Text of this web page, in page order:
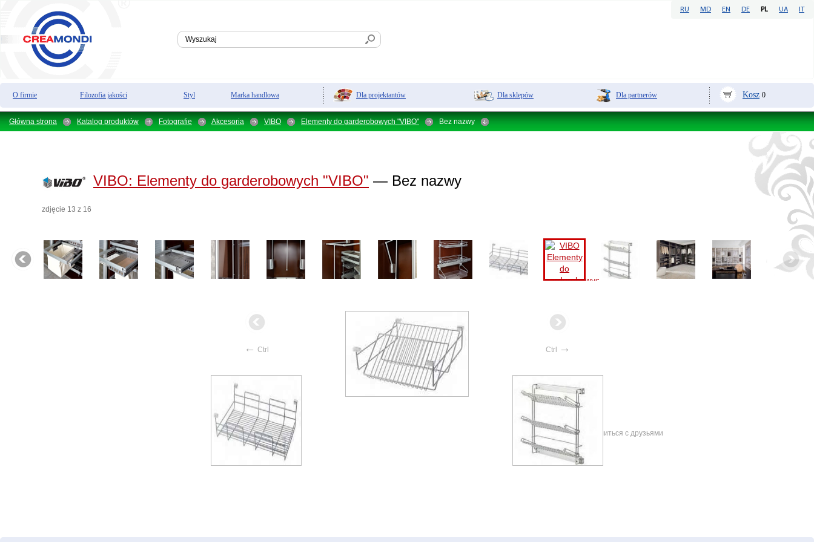
RU MD EN DE PL UA IT
O firmie Filozofia jakości Styl Marka handlowa Dla projektantów Dla sklepów Dla partnerów Kosz 0
Główna strona Katalog produktów Fotografie Akcesoria VIBO Elementy do garderobowych "VIBO" Bez nazwy
VIBO: Elementy do garderobowych "VIBO" — Bez nazwy
zdjęcie 13 z 16
← Ctrl Ctrl →
Поделиться с друзьями